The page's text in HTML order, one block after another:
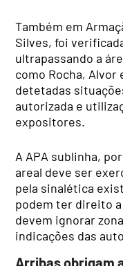
Também em
Silves, foi
ultrapassando a
como Rocha, Alvor
detetadas
autorizada e
expositores.
A APA sublinha,
areal deve ser
pela sinalética
podem ter direito
devem ignorar
indicações das
Arribas obrigam